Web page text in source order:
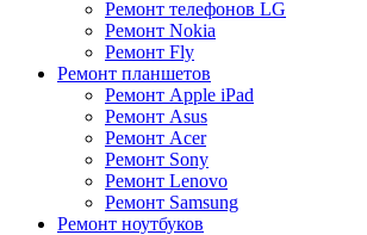
Ремонт телефонов LG
Ремонт Nokia
Ремонт Fly
Ремонт планшетов
Ремонт Apple iPad
Ремонт Asus
Ремонт Acer
Ремонт Sony
Ремонт Lenovo
Ремонт Samsung
Ремонт ноутбуков